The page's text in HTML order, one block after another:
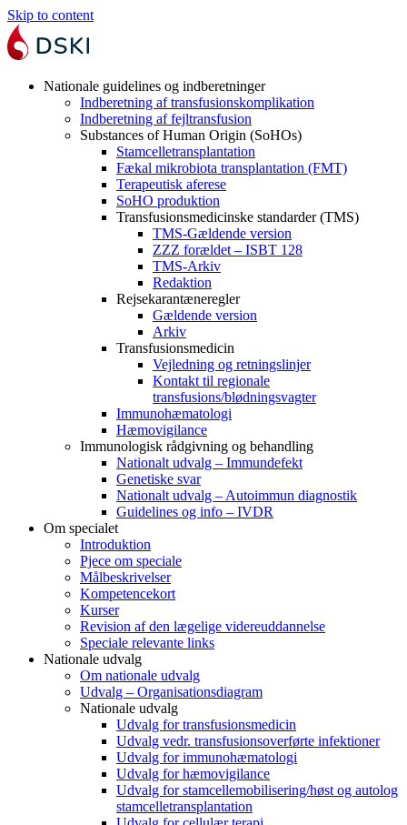
Skip to content
Nationale guidelines og indberetninger
Indberetning af transfusionskomplikation
Indberetning af fejltransfusion
Substances of Human Origin (SoHOs)
Stamcelletransplantation
Fækal mikrobiota transplantation (FMT)
Terapeutisk aferese
SoHO produktion
Transfusionsmedicinske standarder (TMS)
TMS-Gældende version
ZZZ forældet – ISBT 128
TMS-Arkiv
Redaktion
Rejsekarantæneregler
Gældende version
Arkiv
Transfusionsmedicin
Vejledning og retningslinjer
Kontakt til regionale
transfusions/blødningsvagter
Immunohæmatologi
Hæmovigilance
Immunologisk rådgivning og behandling
Nationalt udvalg – Immundefekt
Genetiske svar
Nationalt udvalg – Autoimmun diagnostik
Guidelines og info – IVDR
Om specialet
Introduktion
Pjece om speciale
Målbeskrivelser
Kompetencekort
Kurser
Revision af den lægelige videreuddannelse
Speciale relevante links
Nationale udvalg
Om nationale udvalg
Udvalg – Organisationsdiagram
Nationale udvalg
Udvalg for transfusionsmedicin
Udvalg vedr. transfusionsoverførte infektioner
Udvalg for immunohæmatologi
Udvalg for hæmovigilance
Udvalg for stamcellemobilisering/høst og autolog
stamcelletransplantation